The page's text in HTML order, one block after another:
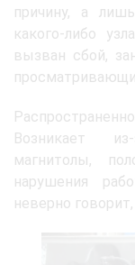
причину, а
какого-либо
вызван сбой,
Возникает
магнитолы,
нарушения
неверно